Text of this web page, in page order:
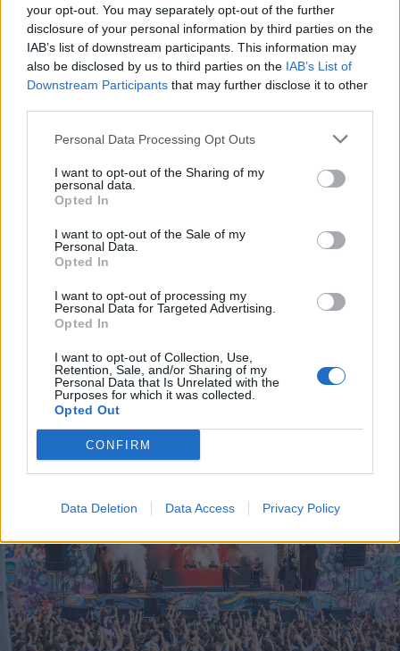
your opt-out. You may separately opt-out of the further
disclosure of your personal information by third parties on the
IAB’s list of downstream participants. This information may
also be disclosed by us to third parties on the IAB’s List of
Downstream Participants that may further disclose it to other
Personal Data Processing Opt Outs
I want to opt-out of the Sharing of my
personal data.
Opted In
I want to opt-out of the Sale of my
Personal Data.
Opted In
I want to opt-out of processing my
Personal Data for Targeted Advertising.
Opted In
I want to opt-out of Collection, Use,
Retention, Sale, and/or Sharing of my
Personal Data that Is Unrelated with the
Purposes for which it was collected.
Opted Out
CONFIRM
Data Deletion Data Access Privacy Policy
2026. augusztus 06., csütörtök
Ezerarcú Magyarország – így látjuk
mi: mutasd meg a kedvenc
élményedet, és nyerj a Krónikával!